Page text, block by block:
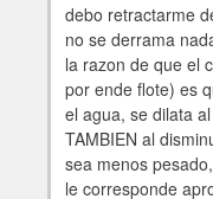
debo retractarme
no se derrama
la razon de que el
por ende flote) es
el agua, se dilata
TAMBIEN al
sea menos
le corresponde